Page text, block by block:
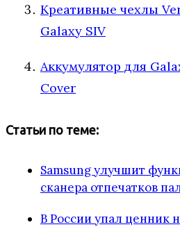
Креативные чехлы
Galaxy SIV
Аккумулятор для
Cover
Статьи по теме:
Samsung улучшит
сканера отпечатков
В России упал ценник